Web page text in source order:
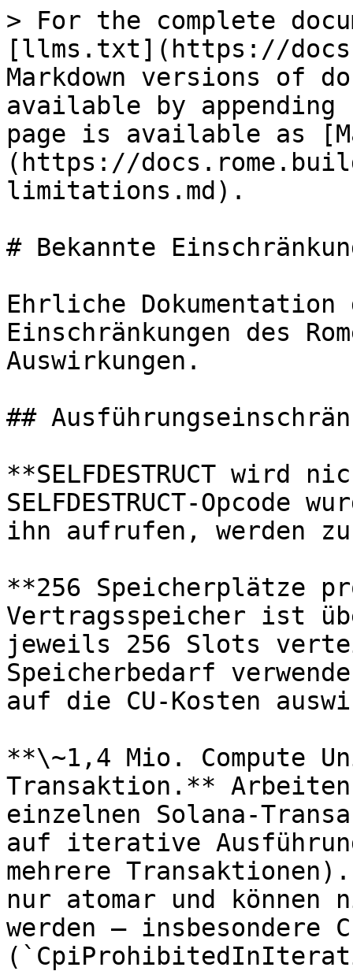
> For the complete
[llms.txt](https://
Markdown versions of
available by
page is available as
(https://
limitations.md).
# Bekannte
Ehrliche
Einschränkungen des
Auswirkungen.
##
**SELFDESTRUCT
SELFDESTRUCT-
ihn aufrufen, werden
**256 Speicherplätze
Vertragsspeicher ist
jeweils 256 Slots
Speicherbedarf
auf die CU-Kosten
**\~1,4 Mio. Compute
Transaktion.**
einzelnen Solana-
auf iterative
mehrere
nur atomar und
werden — insbesondere